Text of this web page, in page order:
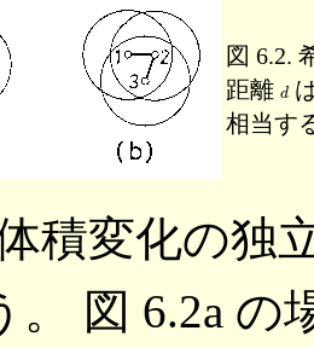
図 6.2.
距離 d
相当す
積変化の独
。 図 6.2a の